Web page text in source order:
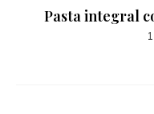
Pasta integral